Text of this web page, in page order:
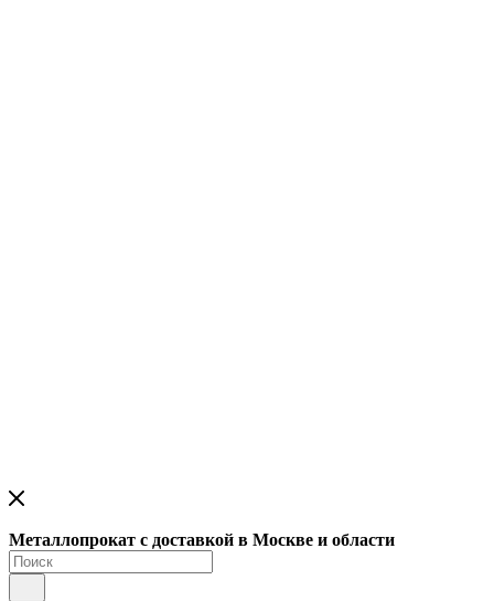
Металлопрокат с доставкой в Москве и области